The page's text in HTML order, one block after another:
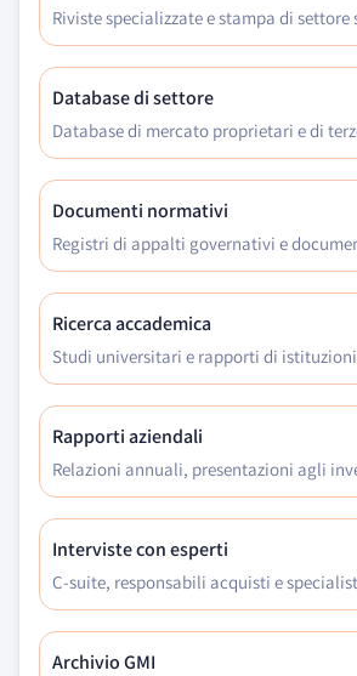
Riviste specializzate e stampa di settore
Database di settore
Database di mercato proprietari e di
Documenti normativi
Registri di appalti governativi e
Ricerca accademica
Studi universitari e rapporti di
Rapporti aziendali
Relazioni annuali, presentazioni agli
Interviste con esperti
C-suite, responsabili acquisti e
Archivio GMI